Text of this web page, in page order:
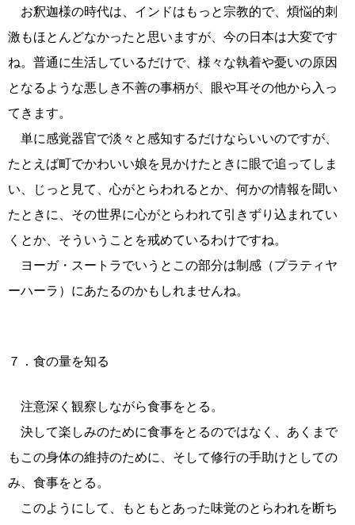
お釈迦様の時代は、インドはもっと宗教的で、煩悩的刺
激もほとんどなかったと思いますが、今の日本は大変です
ね。普通に生活しているだけで、様々な執着や憂いの原因
となるような悪しき不善の事柄が、眼や耳その他から入っ
てきます。
単に感覚器官で淡々と感知するだけならいいのですが、
たとえば町でかわいい娘を見かけたときに眼で追ってしま
い、じっと見て、心がとらわれるとか、何かの情報を聞い
たときに、その世界に心がとらわれて引きずり込まれてい
くとか、そういうことを戒めているわけですね。
ヨーガ・スートラでいうとこの部分は制感（プラティヤ
ーハーラ）にあたるのかもしれませんね。
７．食の量を知る
注意深く観察しながら食事をとる。
決して楽しみのために食事をとるのではなく、あくまで
もこの身体の維持のために、そして修行の手助けとしての
み、食事をとる。
このようにして、もともとあった味覚のとらわれを断ち